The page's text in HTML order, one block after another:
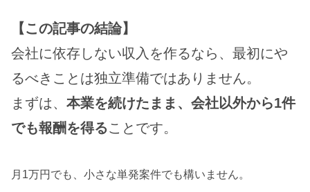
【この記事の結論】
会社に依存しない収入を作るなら、最初にや
るべきことは独立準備ではありません。
まずは、 本業を続けたまま、会社以外から1件
でも報酬を得ることです。
月1万円でも、小さな単発案件でも構いません。